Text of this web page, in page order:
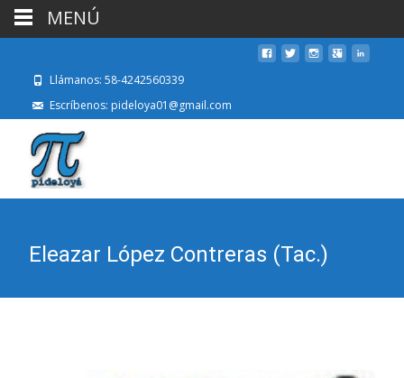
Llámanos: 58-4242560339
Escríbenos: pideloya01@gmail.com
Eleazar López Contreras (Tac.)
MENÚ